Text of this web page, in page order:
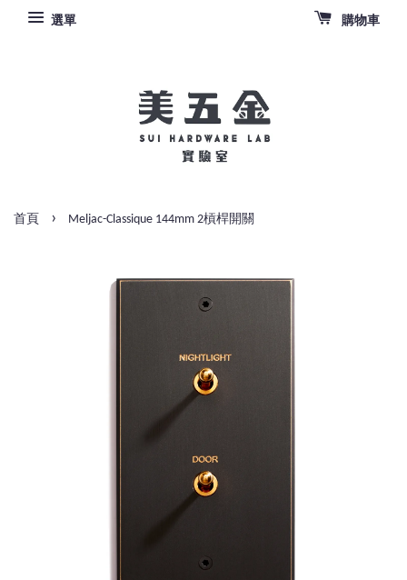
選單 購物車
首頁 › Meljac-Classique 144mm 2槓桿開關